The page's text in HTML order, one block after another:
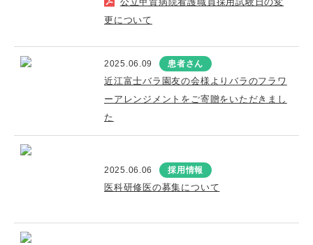
更について
2025.06.09 患者さん
近江富士バラ園友の会様よりバラのフラワ
ーアレンジメントをご寄贈をいただきまし
た
2025.06.06 採用情報
医科研修医の募集について